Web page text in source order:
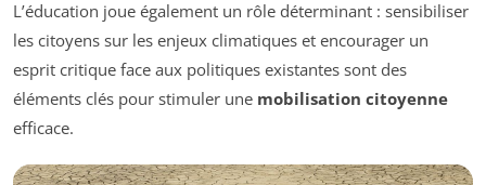
L’éducation joue également un rôle déterminant : sensibiliser
les citoyens sur les enjeux climatiques et encourager un
esprit critique face aux politiques existantes sont des
éléments clés pour stimuler une mobilisation citoyenne
efficace.